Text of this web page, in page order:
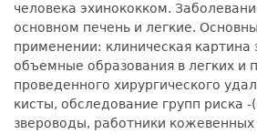
человека эхинококком.
основном печень и легкие.
применении: клиническая картина
объемные образования в легких и
проведенного хирургического
кисты, обследование групп риска -
звероводы, работники